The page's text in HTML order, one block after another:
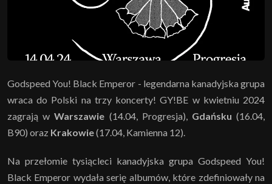
Godspeed You! Black Emperor - legendarna kanadyjska grupa
wraca do Polski na trzy koncerty! GY!BE w kwietniu 2024
zagrają wWarszawie (14.04, Progresja), Gdańsku (16.04,
B90) oraz Krakowie(17.04, Kamienna 12).
Na przełomie tysiącleci kanadyjska grupa Godspeed You!
Black Emperor wydała serię albumów, które zdefiniowały na